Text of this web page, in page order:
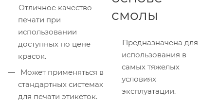
Отличное качество
печати при
использовании
доступных по цене
красок.
стандартных системах
для печати этикеток.
смолы
Предназначена для
использования в
самых тяжелых
условиях
эксплуатации.